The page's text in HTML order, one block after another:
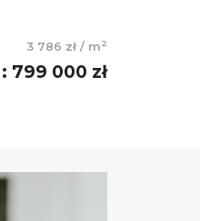
3 786 zł / m2
: 799 000 zł